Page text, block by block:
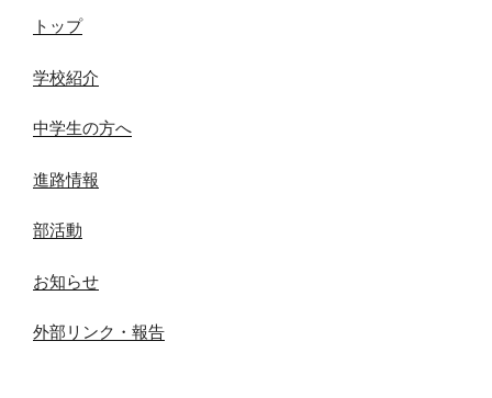
トップ
学校紹介
中学生の方へ
進路情報
部活動
お知らせ
外部リンク・報告